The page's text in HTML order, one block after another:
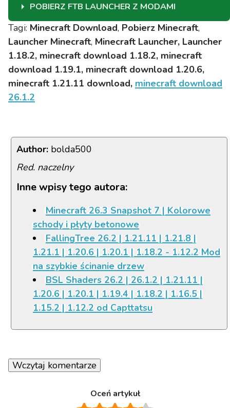
POBIERZ FTB LAUNCHER Z MODAMI
Launcher Minecraft FTB pozawala grać z
różnymi paczkami modów i instaluje je
automatycznie.
Strona Launchera FTB Feed The Beast
własnego konta premium,
które możesz zakupić wg. poradnika na stronie
Tagi: Minecraft Download, Pobierz Minecraft,
Launcher Minecraft, Minecraft Launcher, Launcher
1.18.2, minecraft download 1.18.2, minecraft
download 1.19.1, minecraft download 1.20.6,
minecraft 1.21.11 download, minecraft download
26.1.2
Author: bolda500
Red. naczelny
Inne wpisy tego autora:
Minecraft 26.3 Snapshot 7 | Kolorowe
schody i płyty betonowe
FallingTree 26.2 | 1.21.11 | 1.21.8 |
1.21.1 | 1.20.6 | 1.20.1 | 1.18.2 - 1.12.2 Mod
na szybkie ścinanie drzew
BSL Shaders 26.2 | 26.1.2 | 1.21.11 |
1.20.6 | 1.20.1 | 1.19.4 | 1.18.2 | 1.16.5 |
1.15.2 | 1.12.2 od Capttatsu
Wczytaj komentarze
Oceń artykuł